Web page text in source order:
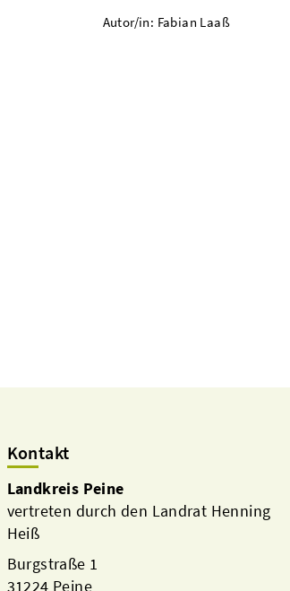
Autor/in: Fabian Laaß
Kontakt
Landkreis Peine
vertreten durch den Landrat Henning
Heiß
Burgstraße 1
31224 Peine